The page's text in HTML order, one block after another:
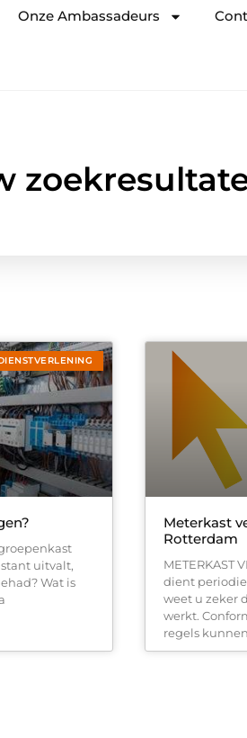
Onze Ambassadeurs
uitvalt,
Wat is
Meterkast
Rotterdam
METERKAST
dient
weet u zeker
werkt.
regels